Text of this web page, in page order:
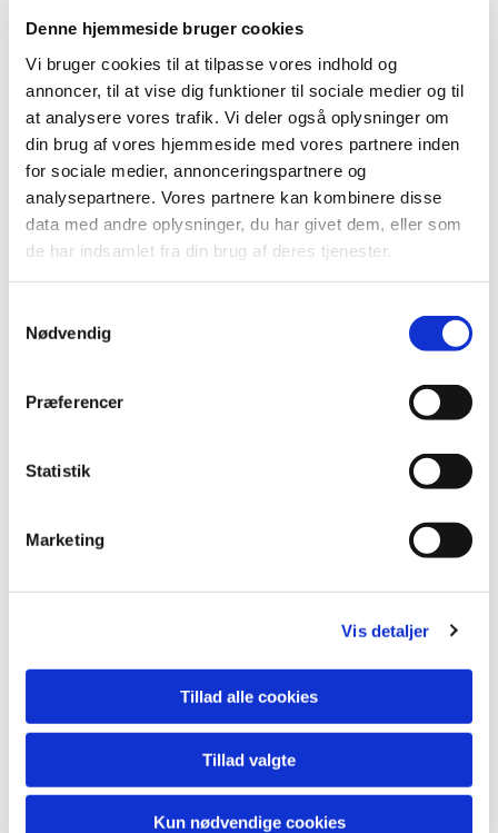
Denne hjemmeside bruger cookies
Vi bruger cookies til at tilpasse vores indhold og
annoncer, til at vise dig funktioner til sociale medier og til
at analysere vores trafik. Vi deler også oplysninger om
din brug af vores hjemmeside med vores partnere inden
for sociale medier, annonceringspartnere og
analysepartnere. Vores partnere kan kombinere disse
data med andre oplysninger, du har givet dem, eller som
de har indsamlet fra din brug af deres tjenester.
Nødvendig
Præferencer
Statistik
Marketing
Vis detaljer
Tillad alle cookies
Tillad valgte
Kun nødvendige cookies
Du vil måske også kunne
lide...